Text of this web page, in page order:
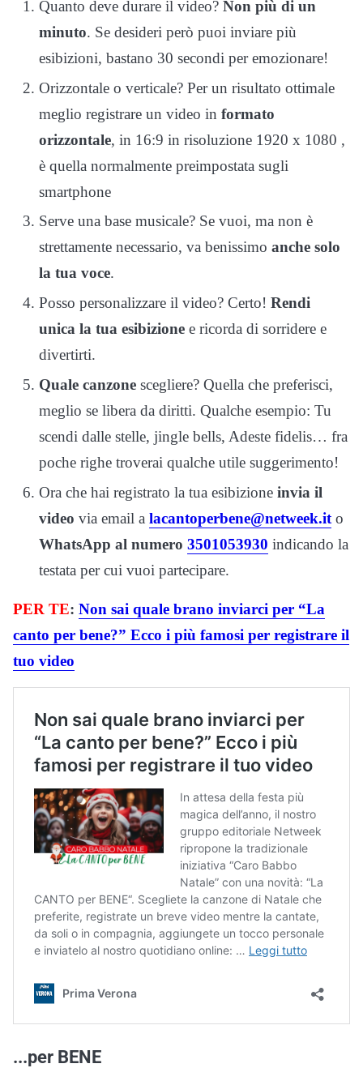
Quanto deve durare il video? Non più di un
minuto. Se desideri però puoi inviare più
esibizioni, bastano 30 secondi per emozionare!
Orizzontale o verticale? Per un risultato ottimale
meglio registrare un video in formato
orizzontale, in 16:9 in risoluzione 1920 x 1080 ,
è quella normalmente preimpostata sugli
smartphone
Serve una base musicale? Se vuoi, ma non è
strettamente necessario, va benissimo anche solo
la tua voce.
Posso personalizzare il video? Certo! Rendi
unica la tua esibizione e ricorda di sorridere e
divertirti.
Quale canzone scegliere? Quella che preferisci,
meglio se libera da diritti. Qualche esempio: Tu
scendi dalle stelle, jingle bells, Adeste fidelis… fra
poche righe troverai qualche utile suggerimento!
Ora che hai registrato la tua esibizione invia il
video via email a lacantoperbene@netweek.it o
WhatsApp al numero 3501053930 indicando la
testata per cui vuoi partecipare.
PER TE: Non sai quale brano inviarci per “La
canto per bene?” Ecco i più famosi per registrare il
tuo video
...per BENE